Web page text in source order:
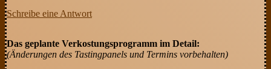
Schreibe eine Antwort
Das geplante Verkostungsprogramm im Detail:
(Änderungen des Tastingpanels und Termins vorbehalten)